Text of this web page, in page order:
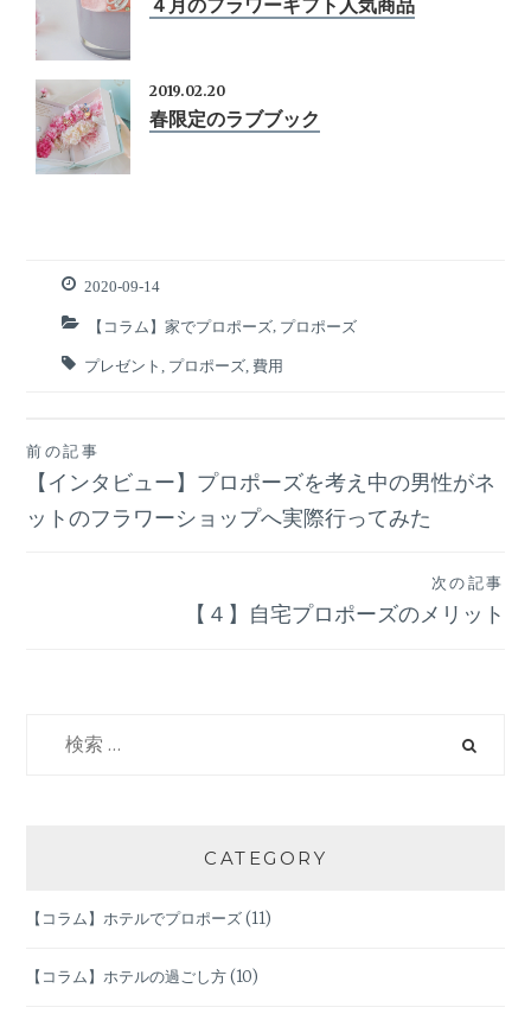
2019.02.20
春限定のラブブック
2020-09-14
【コラム】家でプロポーズ プロポーズ
プレゼント プロポーズ 費用
投
稿
ン
前の記事
【インタビュー】プロポーズを考え中の男性がネ
ットのフラワーショップへ実際行ってみた
次の記事
【４】自宅プロポーズのメリット
CATEGORY
【コラム】ホテルでプロポーズ(11)
【コラム】ホテルの過ごし方(10)